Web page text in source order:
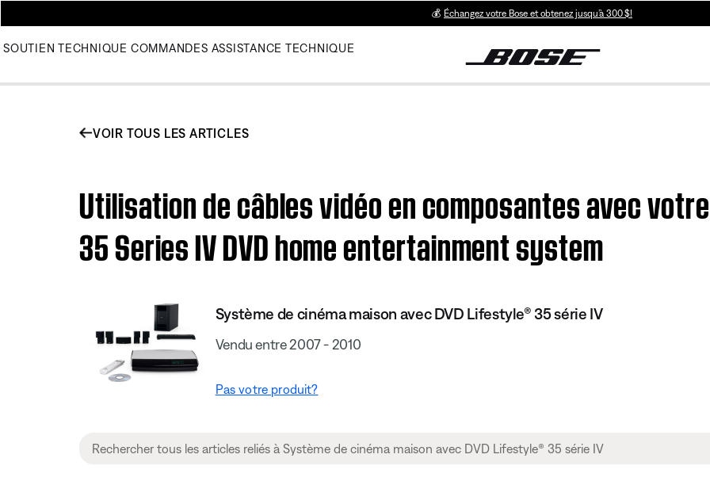
💰 Échangez votre Bose et obtenez jusqu’à 300 $!
SOUTIEN TECHNIQUE COMMANDES ASSISTANCE TECHNIQUE
VOIR TOUS LES ARTICLES
Utilisation de câbles vidéo en composantes avec
35 Series IV DVD home entertainment system
Système de cinéma maison avec DVD Lifestyle® 35 série IV
Vendu entre 2007 - 2010
Pas votre produit?